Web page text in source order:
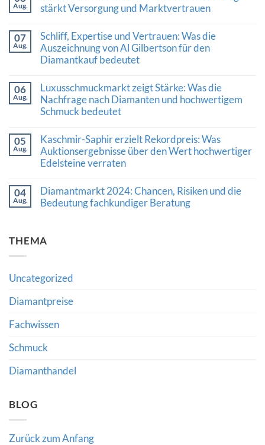
Aug.
stärkt Versorgung und Marktvertrauen
zu
Naturdiamanten
im
Fokus:
stärkt
Versorgung
und
Marktvertrauen
07
Aug.
Schliff, Expertise und Vertrauen: Was die
Auszeichnung von Al Gilbertson für den
Diamantkauf bedeutet
zu
Schliff,
Expertise
und
die
Auszeichnung
von
Al
den
Diamantkauf
bedeutet
06
Aug.
Luxusschmuckmarkt zeigt Stärke: Was die
Nachfrage nach Diamanten und hochwertigem
Schmuck bedeutet
zu
Luxusschmuckmarkt
zeigt
Stärke:
Nachfrage
nach
Diamanten
bedeutet
05
Aug.
Kaschmir-Saphir erzielt Rekordpreis: Was
Auktionsergebnisse über den Wert hochwertiger
Edelsteine verraten
zu
Kaschmir-
Saphir
Auktionsergebnisse
hochwertiger
Edelsteine
04
Aug.
Diamantmarkt 2024: Chancen, Risiken und die
Bedeutung fachkundiger Beratung
Diamantmarkt
die
fachkundiger
Beratung
THEMA
Uncategorized
Diamantpreise
Fachwissen
Schmuck
Diamanthandel
BLOG
Zurück zum Anfang